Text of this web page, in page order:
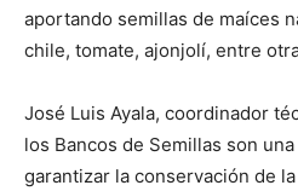
aportando semillas de maíces
chile, tomate, ajonjolí, entre
José Luis Ayala, coordinador
los Bancos de Semillas son
garantizar la conservación de